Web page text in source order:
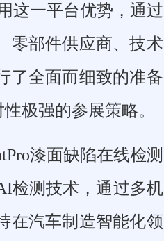
这一平台优势，通过
零部件供应商、技术
了全面而细致的准备
极强的参展策略。
漆面缺陷在线检测
检测技术，通过多机
在汽车制造智能化领